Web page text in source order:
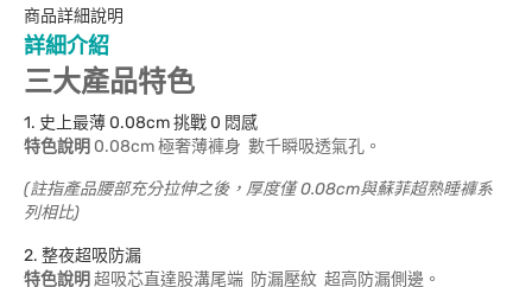
商品詳細說明
詳細介紹
三大產品特色
1. 史上最薄 0.08cm 挑戰 0 悶感
特色說明 0.08cm 極奢薄褲身 數千瞬吸透氣孔。
(註指產品腰部充分拉伸之後，厚度僅 0.08cm與蘇菲超熟睡褲系
列相比)
2. 整夜超吸防漏
特色說明 超吸芯直達股溝尾端 防漏壓紋 超高防漏側邊。